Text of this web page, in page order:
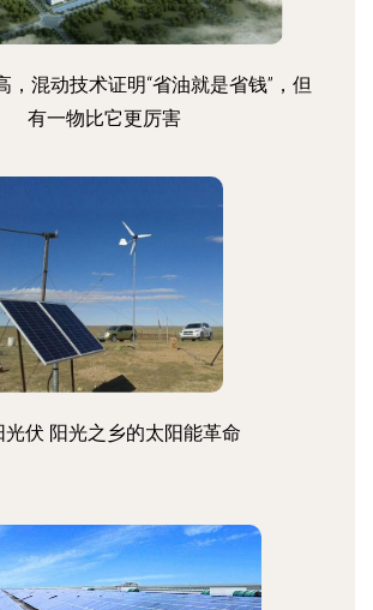
，混动技术证明“省油就是省钱”，但
有一物比它更厉害
光伏 阳光之乡的太阳能革命